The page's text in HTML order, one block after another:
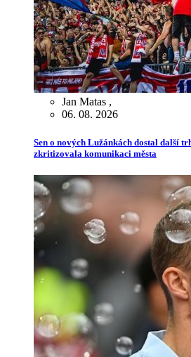
Jan Matas ,
06. 08. 2026
Sen o nových Lužánkách dostal další
zkritizovala komunikaci města